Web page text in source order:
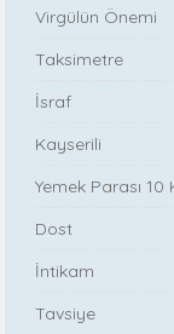
Virgülün Önemi
Taksimetre
İsraf
Kayserili
Yemek Parası 10
Dost
İntikam
Tavsiye